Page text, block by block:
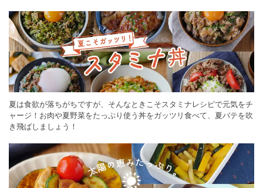
夏は食欲が落ちがちですが、そんなときこそスタミナレシピで元気をチ
ャージ！お肉や夏野菜をたっぷり使う丼をガッツリ食べて、夏バテを吹
き飛ばしましょう！